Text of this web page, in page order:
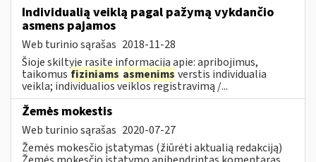
Individualią veiklą pagal pažymą vykdančio
asmens pajamos
Web turinio sąrašas 2018-11-28
Šioje skiltyje rasite informaciją apie: apribojimus,
taikomus fiziniams asmenims verstis individualia
veikla; individualios veiklos registravimą /...
Žemės mokestis
Web turinio sąrašas 2020-07-27
Žemės mokesčio įstatymas (žiūrėti aktualią redakciją)